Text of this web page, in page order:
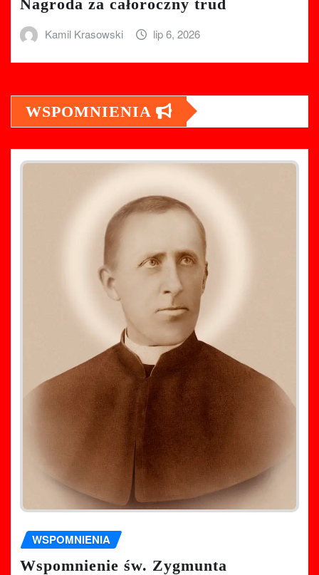
Nagroda za całoroczny trud
Kamil Krasowski lip 6, 2026
WSPOMNIENIA
WSPOMNIENIA
Wspomnienie św. Zygmunta